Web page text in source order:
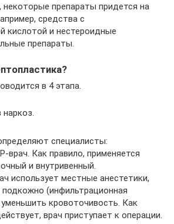
препараты придется на
средства с
кислотой и нестероидные
препараты.
в 4 этапа.
наркоз.
специалисты:
врач. Как правило, применяется
и внутривенный.
использует местные анестетики,
(инфильтрационная
кровоточивость. Как
врач приступает к операции.